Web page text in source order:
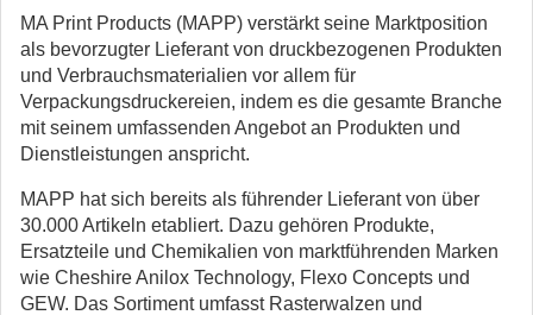
MA Print Products (MAPP) verstärkt seine Marktposition
als bevorzugter Lieferant von druckbezogenen Produkten
und Verbrauchsmaterialien vor allem für
Verpackungsdruckereien, indem es die gesamte Branche
mit seinem umfassenden Angebot an Produkten und
Dienstleistungen anspricht.
MAPP hat sich bereits als führender Lieferant von über
30.000 Artikeln etabliert. Dazu gehören Produkte,
Ersatzteile und Chemikalien von marktführenden Marken
wie Cheshire Anilox Technology, Flexo Concepts und
GEW. Das Sortiment umfasst Rasterwalzen und